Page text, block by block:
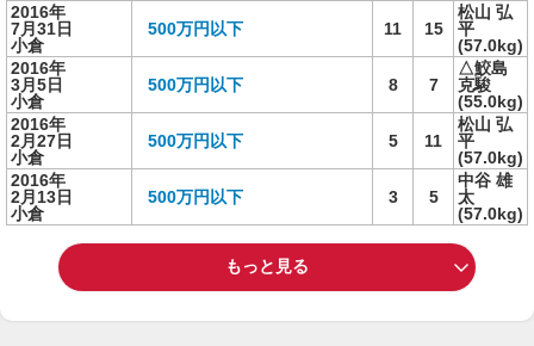
2016年
7月31日
小倉
500万円以下 11 15
松山 弘
平
(57.0kg)
2016年
3月5日
小倉
500万円以下 8 7
△鮫島
克駿
(55.0kg)
2016年
2月27日
小倉
500万円以下 5 11
松山 弘
平
(57.0kg)
2016年
2月13日
小倉
500万円以下 3 5
中谷 雄
太
(57.0kg)
もっと見る